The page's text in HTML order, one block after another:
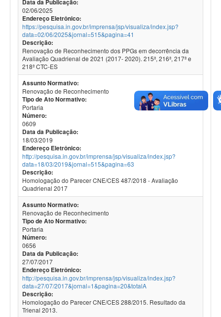
Data da Publicação:
02/06/2025
Endereço Eletrônico:
https://pesquisa.in.gov.br/imprensa/jsp/visualiza/index.jsp?
data=02/06/2025&jornal=515&pagina=41
Descrição:
Renovação de Reconhecimento dos PPGs em decorrência da
Avaliação Quadrienal de 2021 (2017- 2020). 215ª, 216ª, 217ª e
218ª CTC-ES
Assunto Normativo:
Renovação de Reconhecimento
Tipo de Ato Normativo:
Portaria
Número:
0609
Data da Publicação:
18/03/2019
Endereço Eletrônico:
http://pesquisa.in.gov.br/imprensa/jsp/visualiza/index.jsp?
data=18/03/2019&jornal=515&pagina=63
Descrição:
Homologação do Parecer CNE/CES 487/2018 - Avaliação
Quadrienal 2017
Assunto Normativo:
Renovação de Reconhecimento
Tipo de Ato Normativo:
Portaria
Número:
0656
Data da Publicação:
27/07/2017
Endereço Eletrônico:
http://pesquisa.in.gov.br/imprensa/jsp/visualiza/index.jsp?
data=27/07/2017&jornal=1&pagina=20&totalA
Descrição:
Homologação do Parecer CNE/CES 288/2015. Resultado da
Trienal 2013.